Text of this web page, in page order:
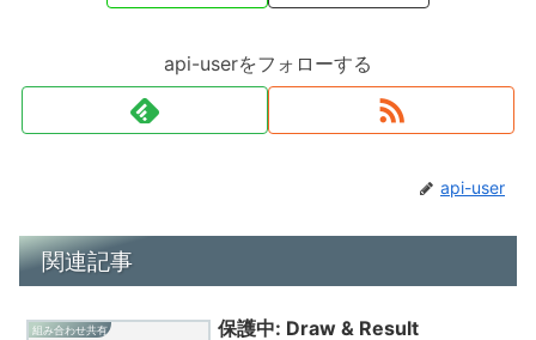
api-userをフォローする
api-user
関連記事
組み合わせ共有 保護中: Draw & Result